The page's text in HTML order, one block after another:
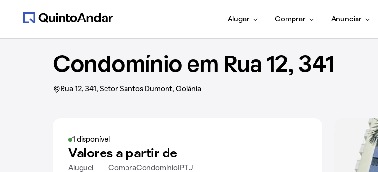
Alugar Comprar Anunciar
Condomínio em Rua 12, 341
Rua 12, 341, Setor Santos Dumont, Goiânia
1 disponível
Valores a partir de
Aluguel CompraCondomínio IPTU